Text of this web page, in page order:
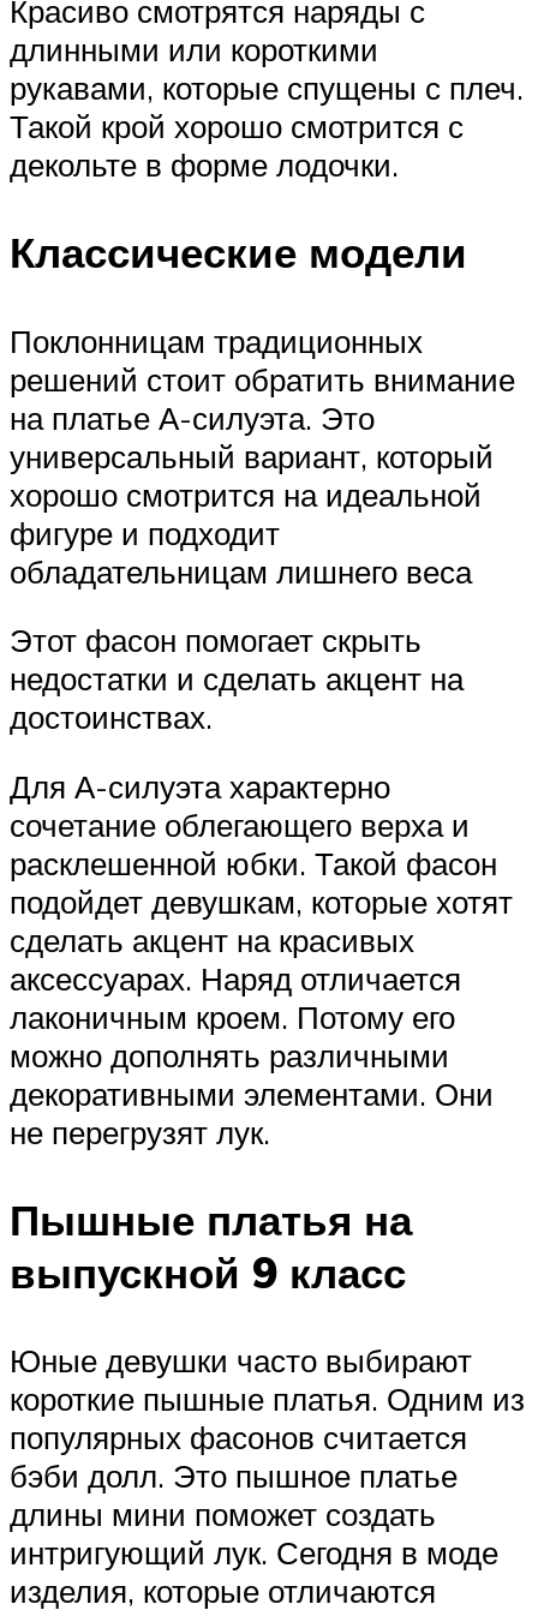
Красиво смотрятся наряды с
длинными или короткими
рукавами, которые спущены с плеч.
Такой крой хорошо смотрится с
декольте в форме лодочки.
Классические модели
Поклонницам традиционных
решений стоит обратить внимание
на платье А-силуэта. Это
универсальный вариант, который
хорошо смотрится на идеальной
фигуре и подходит
обладательницам лишнего веса
Этот фасон помогает скрыть
недостатки и сделать акцент на
достоинствах.
Для А-силуэта характерно
сочетание облегающего верха и
расклешенной юбки. Такой фасон
подойдет девушкам, которые хотят
сделать акцент на красивых
аксессуарах. Наряд отличается
лаконичным кроем. Потому его
можно дополнять различными
декоративными элементами. Они
не перегрузят лук.
Пышные платья на
выпускной 9 класс
Юные девушки часто выбирают
короткие пышные платья. Одним из
популярных фасонов считается
бэби долл. Это пышное платье
длины мини поможет создать
интригующий лук. Сегодня в моде
изделия, которые отличаются